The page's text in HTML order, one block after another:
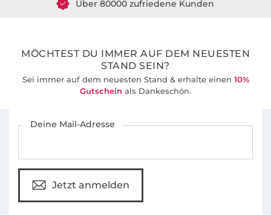
MÖCHTEST DU IMMER AUF DEM NEUESTEN
STAND SEIN?
Sei immer auf dem neuesten Stand & erhalte einen 10%
Gutschein als Dankeschön.
Deine Mail-Adresse
Jetzt anmelden